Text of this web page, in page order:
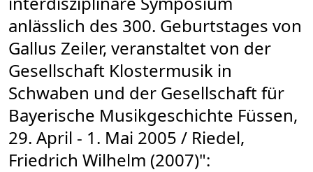
anlässlich des 300. Geburtstages von
Gallus Zeiler, veranstaltet von der
Gesellschaft Klostermusik in
Schwaben und der Gesellschaft für
Bayerische Musikgeschichte Füssen,
29. April - 1. Mai 2005 / Riedel,
Friedrich Wilhelm (2007)":